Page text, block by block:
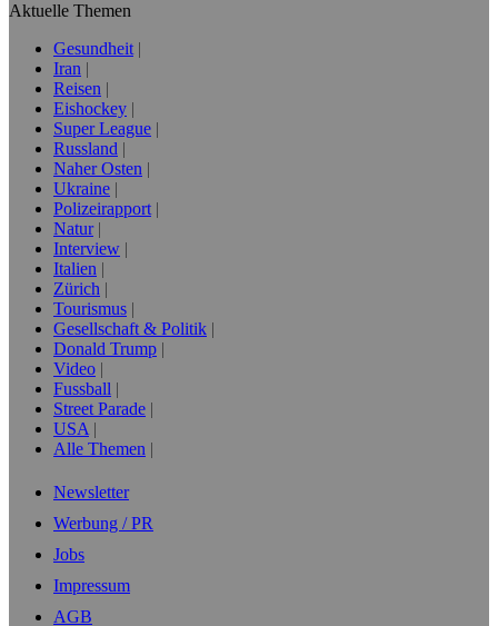
Aktuelle Themen
Gesundheit
Iran
Reisen
Eishockey
Super League
Russland
Naher Osten
Ukraine
Polizeirapport
Natur
Interview
Italien
Zürich
Tourismus
Gesellschaft & Politik
Donald Trump
Video
Fussball
Street Parade
USA
Alle Themen
Newsletter
Werbung / PR
Jobs
Impressum
AGB